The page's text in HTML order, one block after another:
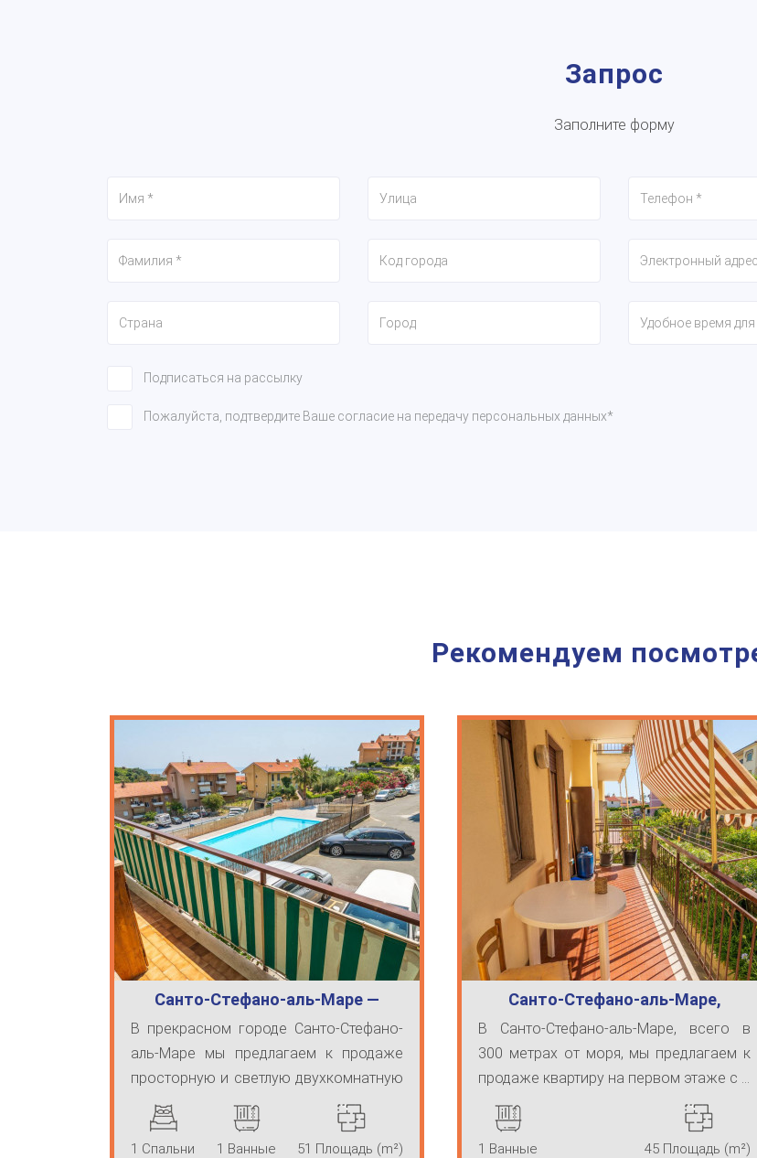
Запрос
Заполните форму
Подписаться на рассылку
Пожалуйста, подтвердите Ваше согласие на передачу персональных данных*
Рекомендуем
Санто-Стефано-аль-Маре —
двухкомнатная к…
В прекрасном городе Санто-Стефано-
аль-Маре мы предлагаем к продаже
просторную и светлую двухкомнатную
ква ...
1 Спальни 1 Ванные 51 Площадь (m²)
Санто-Стефано-аль-Маре,
двухкомнатная кв…
В Санто-Стефано-аль-Маре, всего в
300 метрах от моря, мы предлагаем к
продаже квартиру на первом этаже с ...
1 Ванные 45 Площадь (m²)